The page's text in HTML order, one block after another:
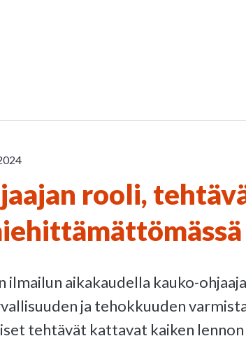
rooli,
aikakaudella kauko-
ja tehokkuuden
tehtävät kattavat kaiken